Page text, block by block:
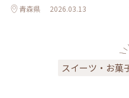
青森県 2026.03.13
スイーツ・お菓